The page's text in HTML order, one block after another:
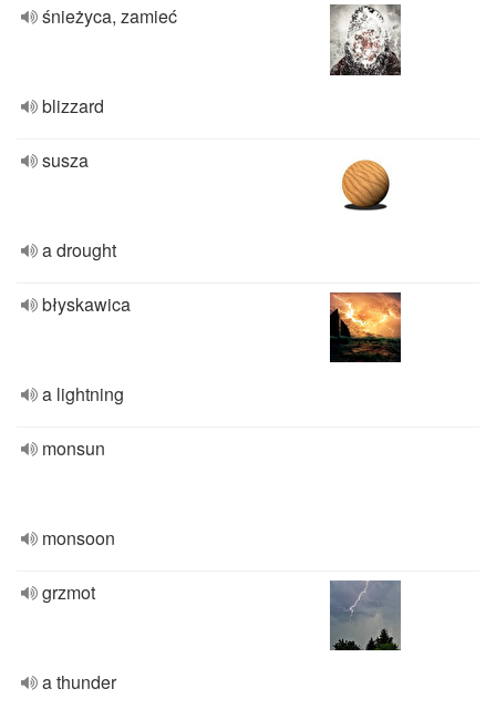
śnieżyca, zamieć
blizzard
susza
a drought
błyskawica
a lightning
monsun
monsoon
grzmot
a thunder